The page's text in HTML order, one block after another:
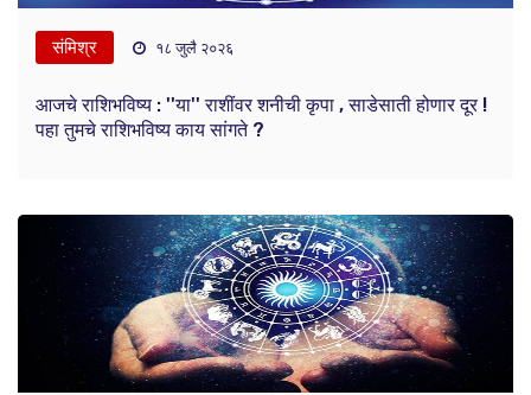
संमिश्र १८ जुलै २०२६
आजचे राशिभविष्य : ''या'' राशींवर शनीची कृपा , साडेसाती होणार दूर !
पहा तुमचे राशिभविष्य काय सांगते ?